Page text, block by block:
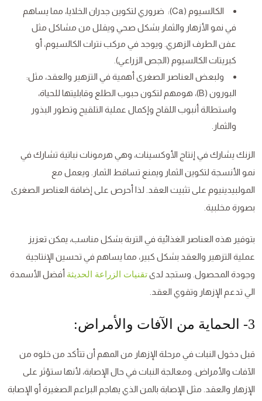
الكالسيوم (Ca): ضروري لتكوين جدران الخلايا، مما يساهم
في نمو الأزهار والثمار بشكل صحي ويقلل من مشاكل مثل
عفن الطرف الزهري. ويوجد في مركب نترات الكالسيوم، أو
كبريتات الكالسيوم (الجص الزراعي).
ولبعض العناصر الصغرى أهمية في التزهير والعقد، مثل:
البورون (B)، هومهم لتكون حبوب الطلع وقابليتها للحياة،
واستطالة أنبوب اللقاح وإكمال عملية التلقيح وتطور البذور
والثمار.
الزنك يشارك في إنتاج الأوكسينات، وهي هرمونات نباتية تشارك في
نمو الأنسجة لتكوين الثمار ويمنع تساقط الثمار. ويعمل مع
المولبيدينيوم على تثبيت العقد. لذا أحرص على إضافة العناصر الصغرى
بصورة مخلبية.
بتوفير هذه العناصر الغذائية في التربة بشكل مناسب، يمكن تعزيز
عملية التزهير والعقد بشكل كبير، مما يساهم في تحسين الإنتاجية
وجودة المحصول. وستجد لدىتقنيات الزراعة الحديثة أفضل الأسمدة
الي تدعم الإزهار وتقوي العقد.
3- الحماية من الآفات والأمراض:
قبل دخول النبات في مرحلة الإزهار من المهم أن تتأكد من خلوه من
الآفات والأمراض. ومعالجة النبات في حال الإصابة، لأنها ستؤثر على
الإزهار والعقد. مثل الإصابة بالمن الذي يهاجم البراعم الصغيرة أو الإصابة